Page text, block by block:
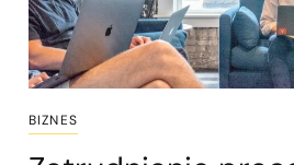
BIZNES